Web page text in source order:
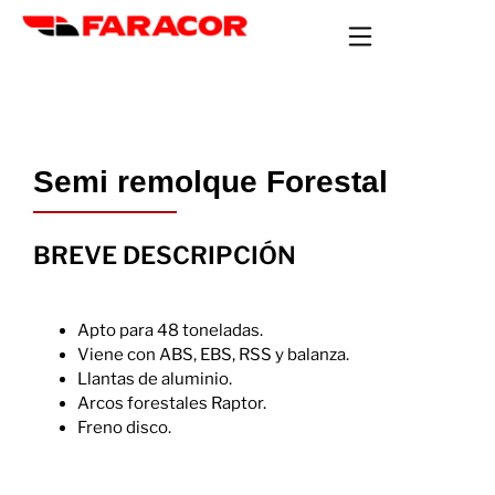
Semi remolque Forestal
BREVE DESCRIPCIÓN
Apto para 48 toneladas.
Viene con ABS, EBS, RSS y balanza.
Llantas de aluminio.
Arcos forestales Raptor.
Freno disco.